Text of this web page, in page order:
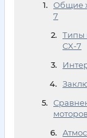
Общие
7
Типы
CX-7